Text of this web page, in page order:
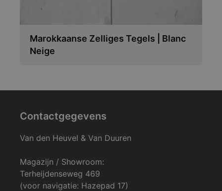
Marokkaanse Zelliges Tegels | Blanc
Neige
Contactgegevens
Van den Heuvel & Van Duuren
Magazijn / Showroom:
Terheijdenseweg 469
(voor navigatie: Hazepad 17)